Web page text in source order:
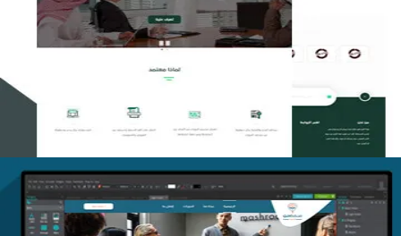
تصميم منصة معتمد للتدريب
التفاصيل